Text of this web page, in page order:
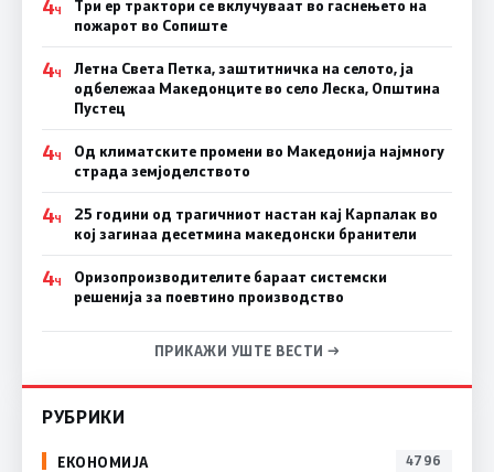
4Ч
Три ер трактори се вклучуваат во гаснењето на
пожарот во Сопиште
4Ч
Летна Света Петка, заштитничка на селото, ја
одбележаа Македонците во село Леска, Општина
Пустец
4Ч
Од климатските промени во Македонија најмногу
страда земјоделството
4Ч
25 години од трагичниот настан кај Карпалак во
кој загинаа десетмина македонски бранители
4Ч
Оризопроизводителите бараат системски
решенија за поевтино производство
ПРИКАЖИ УШТЕ ВЕСТИ →
РУБРИКИ
ЕКОНОМИЈА 4796